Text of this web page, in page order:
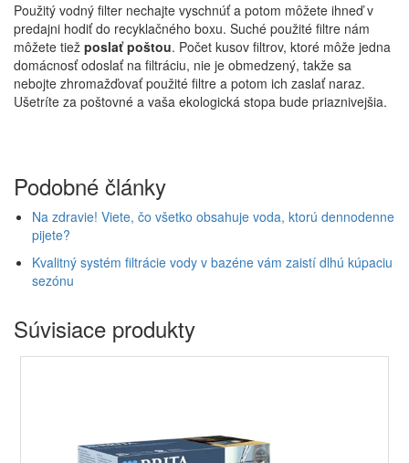
Použitý vodný filter nechajte vyschnúť a potom môžete ihneď v
predajni hodiť do recyklačného boxu. Suché použité filtre nám
môžete tiež poslať poštou. Počet kusov filtrov, ktoré môže jedna
domácnosť odoslať na filtráciu, nie je obmedzený, takže sa
nebojte zhromažďovať použité filtre a potom ich zaslať naraz.
Ušetríte za poštovné a vaša ekologická stopa bude priaznivejšia.
Podobné články
Na zdravie! Viete, čo všetko obsahuje voda, ktorú dennodenne
pijete?
Kvalitný systém filtrácie vody v bazéne vám zaistí dlhú kúpaciu
sezónu
Súvisiace produkty